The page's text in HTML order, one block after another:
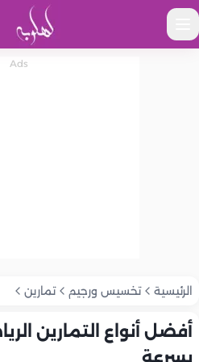
الرئيسية تخسيس ورجيم تمارين
أفضل أنواع التمارين
بسرعة